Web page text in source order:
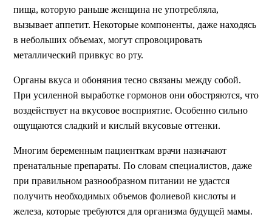
пища, которую раньше женщина не употребляла,
вызывает аппетит. Некоторые компоненты, даже находясь
в небольших объемах, могут спровоцировать
металлический привкус во рту.
Органы вкуса и обоняния тесно связаны между собой.
При усиленной выработке гормонов они обостряются, что
воздействует на вкусовое восприятие. Особенно сильно
ощущаются сладкий и кислый вкусовые оттенки.
Многим беременным пациенткам врачи назначают
пренатальные препараты. По словам специалистов, даже
при правильном разнообразном питании не удастся
получить необходимых объемов фолиевой кислоты и
железа, которые требуются для организма будущей мамы.